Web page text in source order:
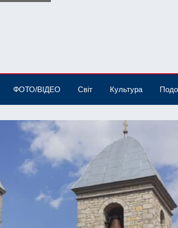
ФОТО/ВІДЕО Світ Культура